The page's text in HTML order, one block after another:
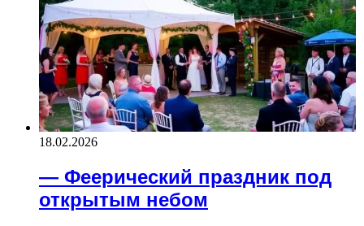
18.02.2026
— Феерический праздник под
открытым небом